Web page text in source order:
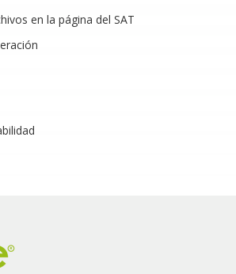
en la página del SAT